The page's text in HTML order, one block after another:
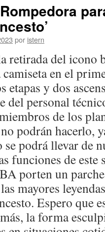
por istern
retirada del icono
en el
etapas y dos
del personal
de los
podrán hacerlo,
podrá llevar de
funciones de este
porten un
mayores
Espero que
la forma